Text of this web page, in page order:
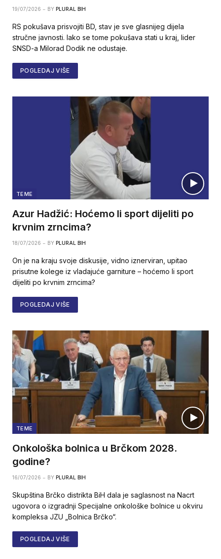
19/07/2026 BY PLURAL BIH
RS pokušava prisvojiti BD, stav je sve glasnijeg dijela
stručne javnosti. Iako se tome pokušava stati u kraj, lider
SNSD-a Milorad Dodik ne odustaje.
POGLEDAJ VIŠE
TEME
Azur Hadžić: Hoćemo li sport dijeliti po
krvnim zrncima?
18/07/2026 BY PLURAL BIH
On je na kraju svoje diskusije, vidno iznerviran, upitao
prisutne kolege iz vladajuće garniture – hoćemo li sport
dijeliti po krvnim zrncima?
POGLEDAJ VIŠE
TEME
Onkološka bolnica u Brčkom 2028.
godine?
16/07/2026 BY PLURAL BIH
Skupština Brčko distrikta BiH dala je saglasnost na Nacrt
ugovora o izgradnji Specijalne onkološke bolnice u okviru
kompleksa JZU „Bolnica Brčko“.
POGLEDAJ VIŠE